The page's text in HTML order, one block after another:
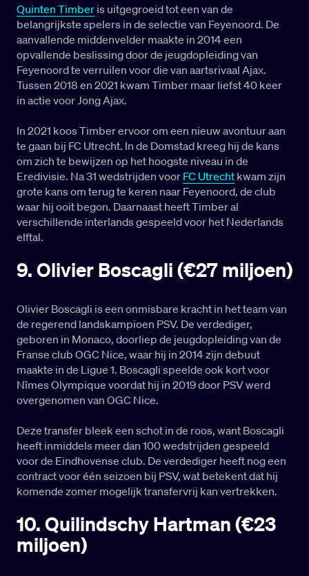
Quinten Timber is uitgegroeid tot een van de
belangrijkste spelers in de selectie van Feyenoord. De
aanvallende middenvelder maakte in 2014 een
opvallende beslissing door de jeugdopleiding van
Feyenoord te verruilen voor die van aartsrivaal Ajax.
Tussen 2018 en 2021 kwam Timber maar liefst 40 keer
in actie voor Jong Ajax.
In 2021 koos Timber ervoor om een nieuw avontuur aan
te gaan bij FC Utrecht. In de Domstad kreeg hij de kans
om zich te bewijzen op het hoogste niveau in de
Eredivisie. Na 31 wedstrijden voor FC Utrecht kwam zijn
grote kans om terug te keren naar Feyenoord, de club
waar hij ooit begon. Daarnaast heeft Timber al
verschillende interlands gespeeld voor het Nederlands
elftal.
9. Olivier Boscagli (€27 miljoen)
Olivier Boscagli is een onmisbare kracht in het team van
de regerend landskampioen PSV. De verdediger,
geboren in Monaco, doorliep de jeugdopleiding van de
Franse club OGC Nice, waar hij in 2014 zijn debuut
maakte in de Ligue 1. Boscagli speelde ook kort voor
Nîmes Olympique voordat hij in 2019 door PSV werd
overgenomen van OGC Nice.
Deze transfer bleek een schot in de roos, want Boscagli
heeft inmiddels meer dan 100 wedstrijden gespeeld
voor de Eindhovense club. De verdediger heeft nog een
contract voor één seizoen bij PSV, wat betekent dat hij
komende zomer mogelijk transfervrij kan vertrekken.
10. Quilindschy Hartman (€23
miljoen)